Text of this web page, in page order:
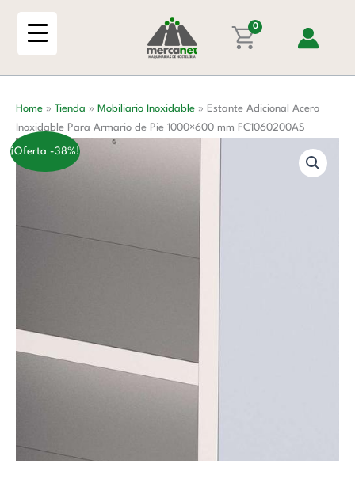
0
Home » Tienda » Mobiliario Inoxidable » Estante Adicional Acero
Inoxidable Para Armario de Pie 1000×600 mm FC1060200AS
¡Oferta -38%!
Para
Armario
de
1000x600
mm
FC1060200AS
cantidad